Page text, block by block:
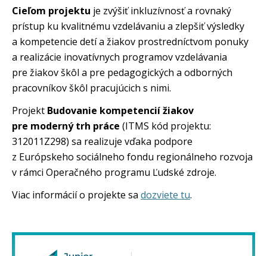
Cieľom projektu je zvýšiť inkluzívnosť a rovnaký
prístup ku kvalitnému vzdelávaniu a zlepšiť výsledky
a kompetencie detí a žiakov prostredníctvom ponuky
a realizácie inovatívnych programov vzdelávania
pre žiakov škôl a pre pedagogických a odborných
pracovníkov škôl pracujúcich s nimi.
Projekt Budovanie kompetencií žiakov
pre moderný trh práce (ITMS kód projektu:
312011Z298) sa realizuje vďaka podpore
z Európskeho sociálneho fondu regionálneho rozvoja
v rámci Operačného programu Ľudské zdroje.
Viac informácií o projekte sa dozviete tu.